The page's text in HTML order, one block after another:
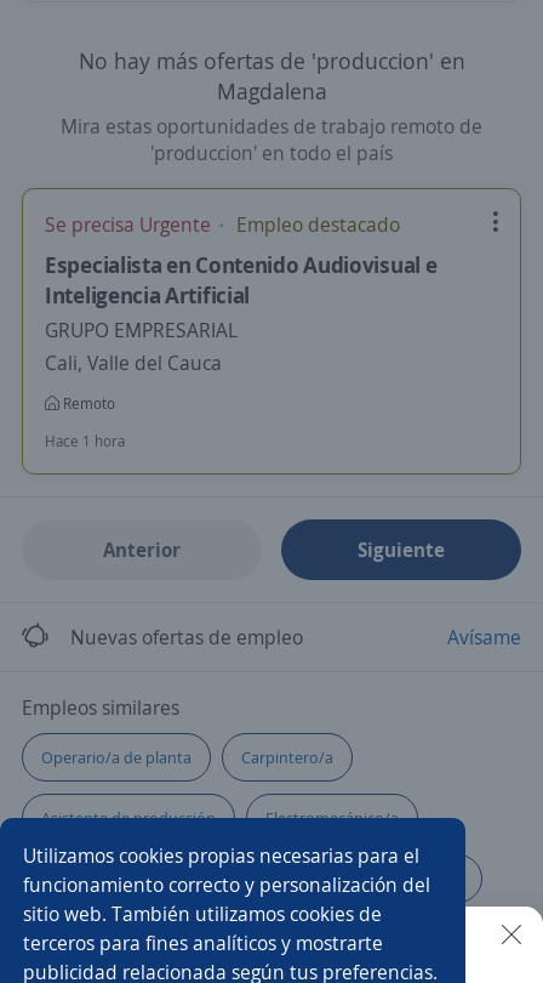
Utilizamos cookies propias necesarias para el
funcionamiento correcto y personalización del
sitio web. También utilizamos cookies de
terceros para fines analíticos y mostrarte
publicidad relacionada según tus preferencias.
No hay más ofertas de 'produccion' en
Magdalena
Mira estas oportunidades de trabajo remoto de
'produccion' en todo el país
Se precisa Urgente Empleo destacado
Especialista en Contenido Audiovisual e
Inteligencia Artificial
GRUPO EMPRESARIAL
Cali, Valle del Cauca
Remoto
Hace 1 hora
Anterior Siguiente
Nuevas ofertas de empleo Avísame
Empleos similares
Operario/a de planta Carpintero/a
Asistente de producción Electromecánico/a
Conductor/a Coordinador/a Inspector calidad
Supervisor/a de personal Production manager
Buscar es más fácil en la app